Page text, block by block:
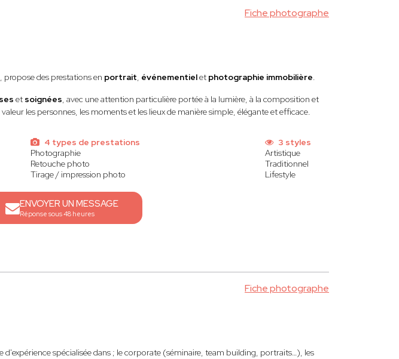
Fiche photographe
, propose des prestations en portrait, événementielet photographie immobilière.
et soignées, avec une attention particulière portée à la lumière, à la composition et
les personnes, les moments et les lieux de manière simple, élégante et efficace.
4 types de prestations
Photographie
Retouche photo
Tirage / impression photo
3 styles
Artistique
Traditionnel
Lifestyle
ENVOYER UN MESSAGE
Réponse sous 48 heures
Fiche photographe
d'expérience spécialisée dans ; le corporate (séminaire, team building, portraits…), les